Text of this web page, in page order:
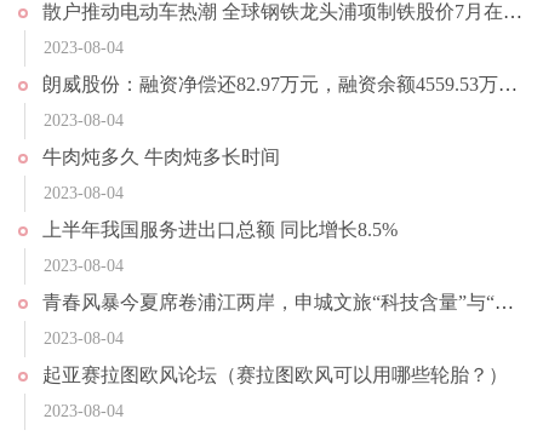
散户推动电动车热潮 全球钢铁龙头浦项制铁股价7月在韩飙升65%
2023-08-04
朗威股份：融资净偿还82.97万元，融资余额4559.53万元（08-03）
2023-08-04
牛肉炖多久 牛肉炖多长时间
2023-08-04
上半年我国服务进出口总额 同比增长8.5%
2023-08-04
青春风暴今夏席卷浦江两岸，申城文旅“科技含量”与“二次元浓度”同步升高
2023-08-04
起亚赛拉图欧风论坛（赛拉图欧风可以用哪些轮胎？）
2023-08-04